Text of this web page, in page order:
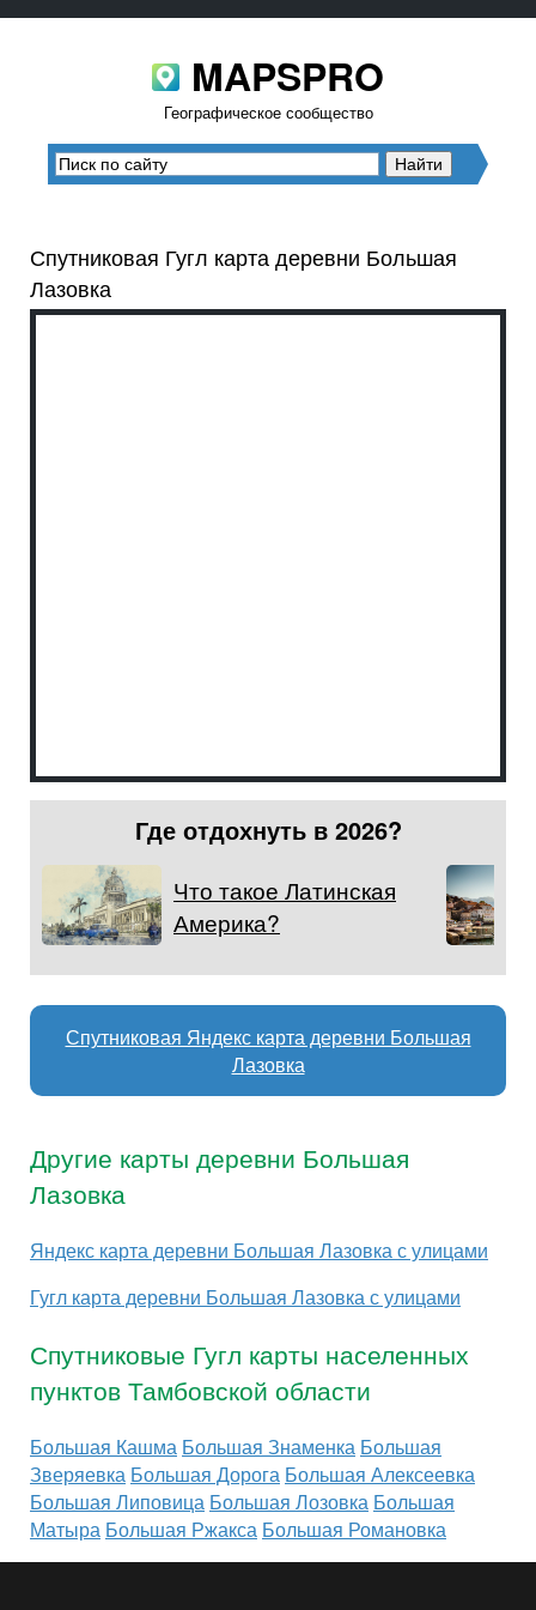
MAPSPRO
Географическое сообщество
Спутниковая Гугл карта деревни Большая
Лазовка
Где отдохнуть в 2026?
Что такое Латинская
Америка?
Спутниковая Яндекс карта деревни Большая
Лазовка
Другие карты деревни Большая
Лазовка
Яндекс карта деревни Большая Лазовка с улицами
Гугл карта деревни Большая Лазовка с улицами
Спутниковые Гугл карты населенных
пунктов Тамбовской области
Большая Кашма Большая Знаменка Большая
Зверяевка Большая Дорога Большая Алексеевка
Большая Липовица Большая Лозовка Большая
Матыра Большая Ржакса Большая Романовка